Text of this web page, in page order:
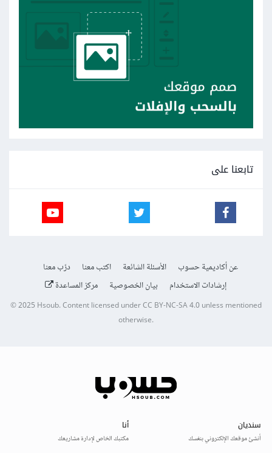
تابعنا على
عن أكاديمية حسوب الأسئلة الشائعة اكتب معنا
درّب معنا
إرشادات الاستخدام
بيان الخصوصية مركز المساعدة
© 2025Hsoub.Content licensed underCC BY-NC-SA 4.0unless mentioned
otherwise.